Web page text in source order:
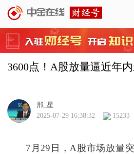
3600点！A股放量逼近年
邢_星
2025-07-29 16:38:32
15233
7月29日，A股市场放量突